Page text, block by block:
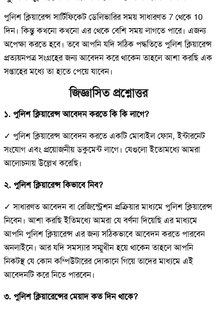
পুলিশ ক্লিয়ারেন্স সার্টিফিকেট ডেলিভারির সময় সাধারণত 7 থেকে 10
দিন। কিন্তু কখনো কখনো এর থেকে বেশি সময় লাগতে পারে। এজন্য
অপেক্ষা করতে হবে। তবে আপনি যদি সঠিক পদ্ধতিতে পুলিশ ক্লিয়ারেন্স
প্রত্যয়নপত্র সংগ্রহের জন্য আবেদন করে থাকেন তাহলে আশা করছি এক
সপ্তাহের মধ্যে তা হাতে পেয়ে যাবেন।
জিজ্ঞাসিত প্রশ্নোত্তর
১. পুলিশ ক্লিয়ারেন্স আবেদন করতে কি কি লাগে?
✓ পুলিশ ক্লিয়ারেন্স আবেদন করতে একটি মোবাইল ফোন, ইন্টারনেট
সংযোগ এবং প্রয়োজনীয় ডকুমেন্ট লাগে। যেগুলো ইতোমধ্যে আমরা
আলোচনায় উল্লেখ করেছি।
২. পুলিশ ক্লিয়ারেন্স কিভাবে নিব?
✓ সাধারণত আবেদন বা রেজিস্ট্রেশন প্রক্রিয়ার মাধ্যমে পুলিশ ক্লিয়ারেন্স
নিবেন। আশা করছি ইতিমধ্যে আমরা যে বর্ণনা দিয়েছি এর মাধ্যমে
আপনি পুলিশ ক্লিয়ারেন্স এর জন্য সঠিকভাবে আবেদন করতে পারবেন
অনলাইনে। আর যদি সমস্যার সম্মুখীন হয়ে থাকেন তাহলে আপনি
নিকটস্থ যে কোন কম্পিউটারের দোকানে গিয়ে তাদের মাধ্যমে এই
আবেদনটি করে নিতে পারবেন।
৩. পুলিশ ক্লিয়ারেন্সের মেয়াদ কত দিন থাকে?